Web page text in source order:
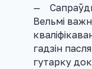
—
Вельмі
гадзін
гутарку